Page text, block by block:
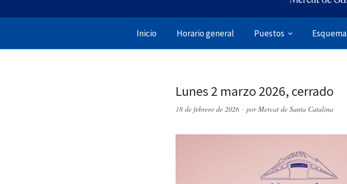
Inicio Horario general Puestos Esquema
Lunes 2 marzo 2026, cerrado
18 de febrero de 2026 porMercat de Santa Catalina